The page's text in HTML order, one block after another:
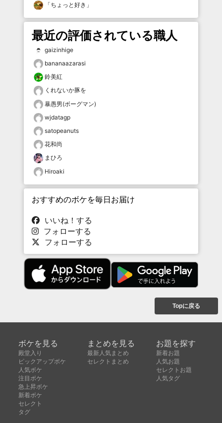
「ちょっと好き 」
最近の評価されている職人
gaizinhige
bananaazarasi
鈴美紅
くれないか豚を
暴愚男(ボーグマン)
wjdatagp
satopeanuts
花和尚
まひろ
Hiroaki
おすすめのボケを毎日お届け
いいね！する
フォローする
フォローする
Topに戻る
ボケを見る
殿堂入り
ピックアップボケ
人気ボケ
注目ボケ
急上昇ボケ
新着ボケ
セレクト
タグ
まとめを見る
最新人気まとめ
セレクトまとめ
お題を探す
新着お題
人気お題
セレクトお題
人気タグ